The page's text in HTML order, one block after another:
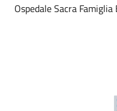
Ospedale Sacra